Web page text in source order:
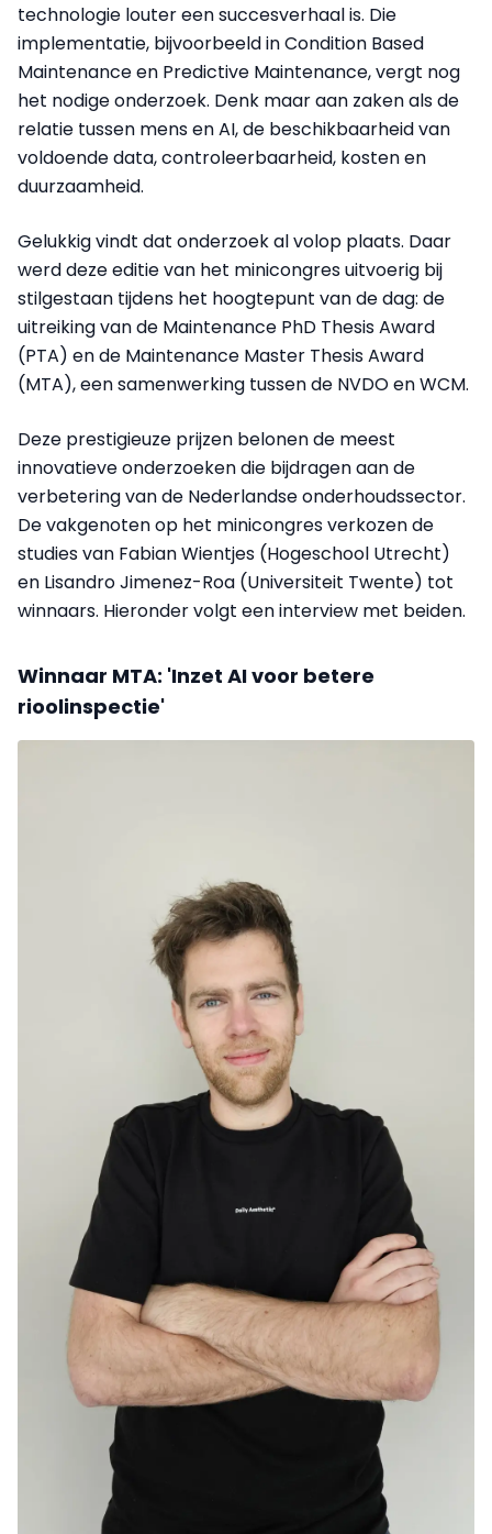
technologie louter een succesverhaal is. Die
implementatie, bijvoorbeeld in Condition Based
Maintenance en Predictive Maintenance, vergt nog
het nodige onderzoek. Denk maar aan zaken als de
relatie tussen mens en AI, de beschikbaarheid van
voldoende data, controleerbaarheid, kosten en
duurzaamheid.
Gelukkig vindt dat onderzoek al volop plaats. Daar
werd deze editie van het minicongres uitvoerig bij
stilgestaan tijdens het hoogtepunt van de dag: de
uitreiking van de Maintenance PhD Thesis Award
(PTA) en de Maintenance Master Thesis Award
(MTA), een samenwerking tussen de NVDO en WCM.
Deze prestigieuze prijzen belonen de meest
innovatieve onderzoeken die bijdragen aan de
verbetering van de Nederlandse onderhoudssector.
De vakgenoten op het minicongres verkozen de
studies van Fabian Wientjes (Hogeschool Utrecht)
en Lisandro Jimenez-Roa (Universiteit Twente) tot
winnaars. Hieronder volgt een interview met beiden.
Winnaar MTA: 'Inzet AI voor betere
rioolinspectie'